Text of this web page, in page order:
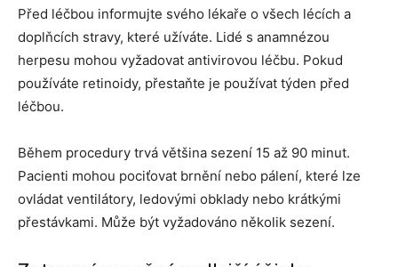
Před léčbou informujte svého lékaře o všech lécích a
doplňcích stravy, které užíváte. Lidé s anamnézou
herpesu mohou vyžadovat antivirovou léčbu. Pokud
používáte retinoidy, přestaňte je používat týden před
léčbou.
Během procedury trvá většina sezení 15 až 90 minut.
Pacienti mohou pociťovat brnění nebo pálení, které lze
ovládat ventilátory, ledovými obklady nebo krátkými
přestávkami. Může být vyžadováno několik sezení.